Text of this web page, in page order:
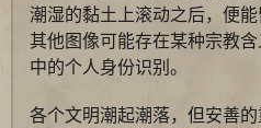
潮湿的黏土上滚动之后，便
其他图像可能存在某种宗教
中的个人身份识别。
各个文明潮起潮落，但安善